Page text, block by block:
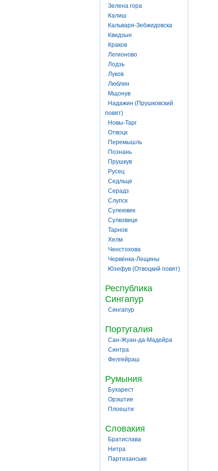
Зелена гора
Калиш
Кальваря-Зебжидовска
Квидзын
Краков
Легионово
Лодзь
Луков
Люблин
Мщонув
Надажин (Прушковский
повят)
Новы-Тарг
Отвоцк
Перемышль
Познань
Прушкув
Русец
Седльце
Серадз
Слупск
Сулеювек
Сулковице
Тарнов
Хелм
Ченстохова
Червёнка-Лещины
Юзефув (Отвоцкий повят)
Республика
Сингапур
Сингапур
Португалия
Сан-Жуан-да-Мадейра
Синтра
Фелгейраш
Румыния
Бухарест
Орэштие
Плоешти
Словакия
Братислава
Нитра
Партизанське